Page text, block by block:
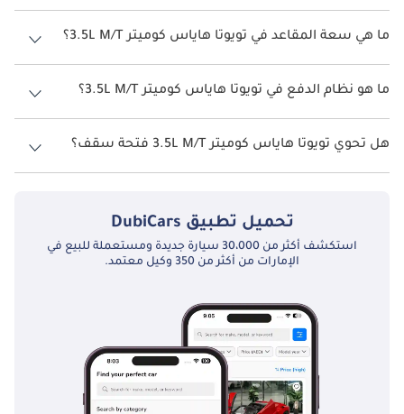
يبلغ معدل استهلاك الوقود المقترح من الشركة المصنعة لسيارة تويوتا
هاياس 2026 من 8 كم/ليتر.
ما هي سعة المقاعد في تويوتا هاياس كوميتر 3.5L M/T؟
تتسع تويوتا هاياس كوميتر 3.5L M/T لأ 13 أشخاص.
ما هو نظام الدفع في تويوتا هاياس كوميتر 3.5L M/T؟
نظام الدفع في تويوتا هاياس Rear Wheel Drive كوميتر 3.5L M/T.
هل تحوي تويوتا هاياس كوميتر 3.5L M/T فتحة سقف؟
نعم توفر تويوتا هاياس كوميتر 3.5L M/T فتحة السقف كخيار.
تحميل تطبيق DubiCars
استكشف أكثر من 30،000 سيارة جديدة ومستعملة للبيع في
الإمارات من أكثر من 350 وكيل معتمد.